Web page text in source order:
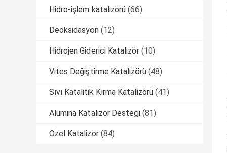
Hidro-işlem katalizörü (66)
Deoksidasyon (12)
Hidrojen Giderici Katalizör (10)
Vites Değiştirme Katalizörü (48)
Sıvı Katalitik Kırma Katalizörü (41)
Alümina Katalizör Desteği (81)
Özel Katalizör (84)